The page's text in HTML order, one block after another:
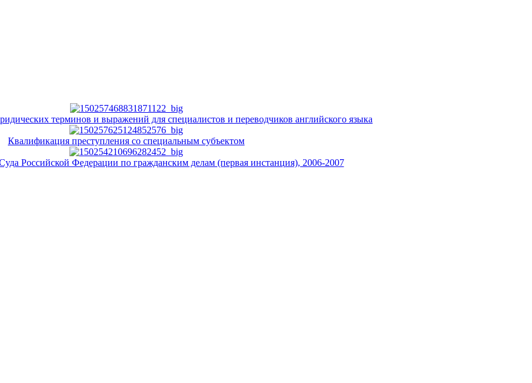
терминов и выражений для специалистов и переводчиков английского языка
Квалификация преступления со специальным субъектом
Российской Федерации по гражданским делам (первая инстанция), 2006-2007